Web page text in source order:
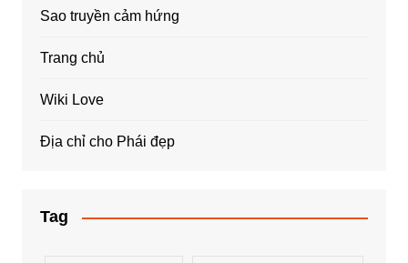
Sao truyền cảm hứng
Trang chủ
Wiki Love
Địa chỉ cho Phái đẹp
Tag